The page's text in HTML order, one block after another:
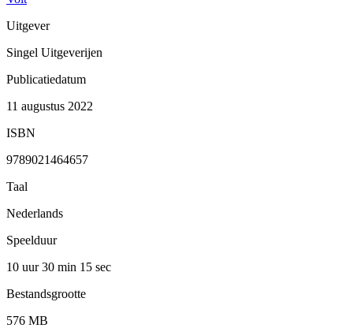
Uitgever
Singel Uitgeverijen
Publicatiedatum
11 augustus 2022
ISBN
9789021464657
Taal
Nederlands
Speelduur
10 uur 30 min 15 sec
Bestandsgrootte
576 MB